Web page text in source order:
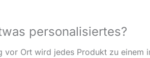
personalisiertes?
vor Ort wird jedes Produkt zu einem